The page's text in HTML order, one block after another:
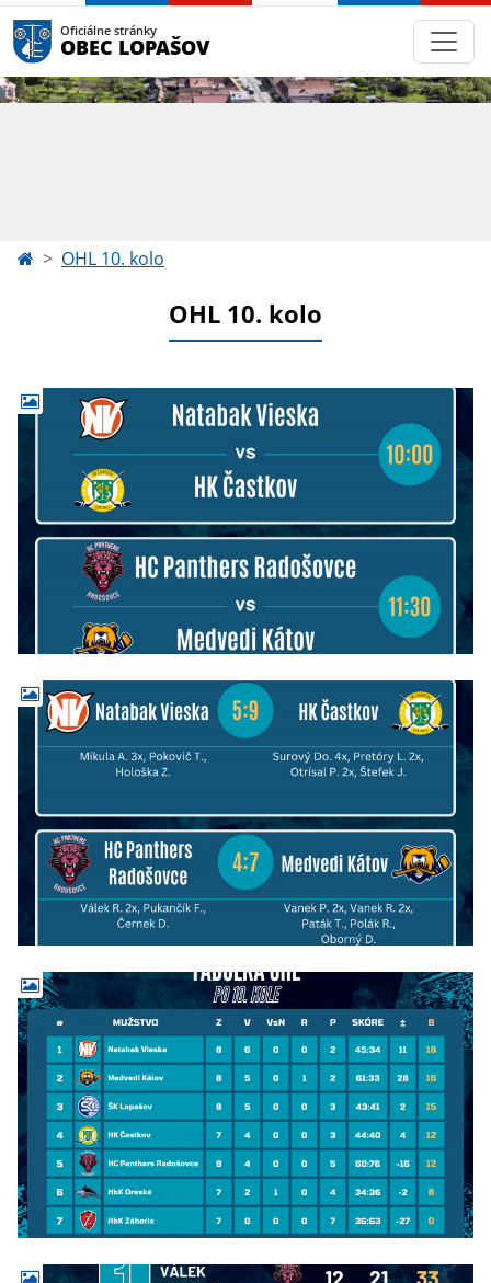
Oficiálne stránky
OBEC LOPAŠOV
OHL 10. kolo
OHL 10. kolo